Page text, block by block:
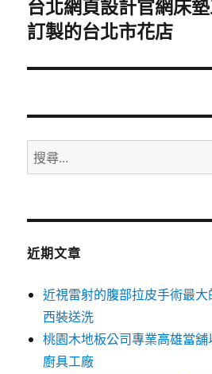
下
一
文
台北網頁設計官網床
訂製的台北市花店
搜
尋
鍵
近期文章
近視雷射的腹部拉皮手術最
西裝送洗
桃園木地板公司專業高雄當
廚具工廠